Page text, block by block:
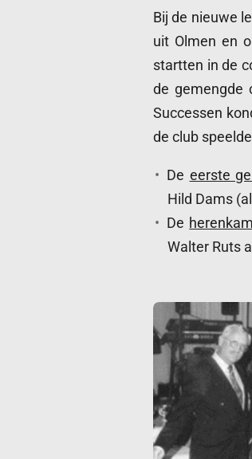
Bij de nieuwe
uit Olmen en
startten in de
de gemengde
Successen
de club
De eerste
Hild Dams
De
Walter Ruts